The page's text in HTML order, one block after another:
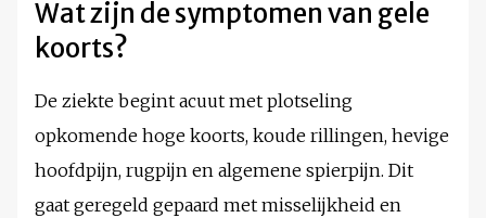
Wat zijn de symptomen van gele
koorts?
De ziekte begint acuut met plotseling
opkomende hoge koorts, koude rillingen, hevige
hoofdpijn, rugpijn en algemene spierpijn. Dit
gaat geregeld gepaard met misselijkheid en